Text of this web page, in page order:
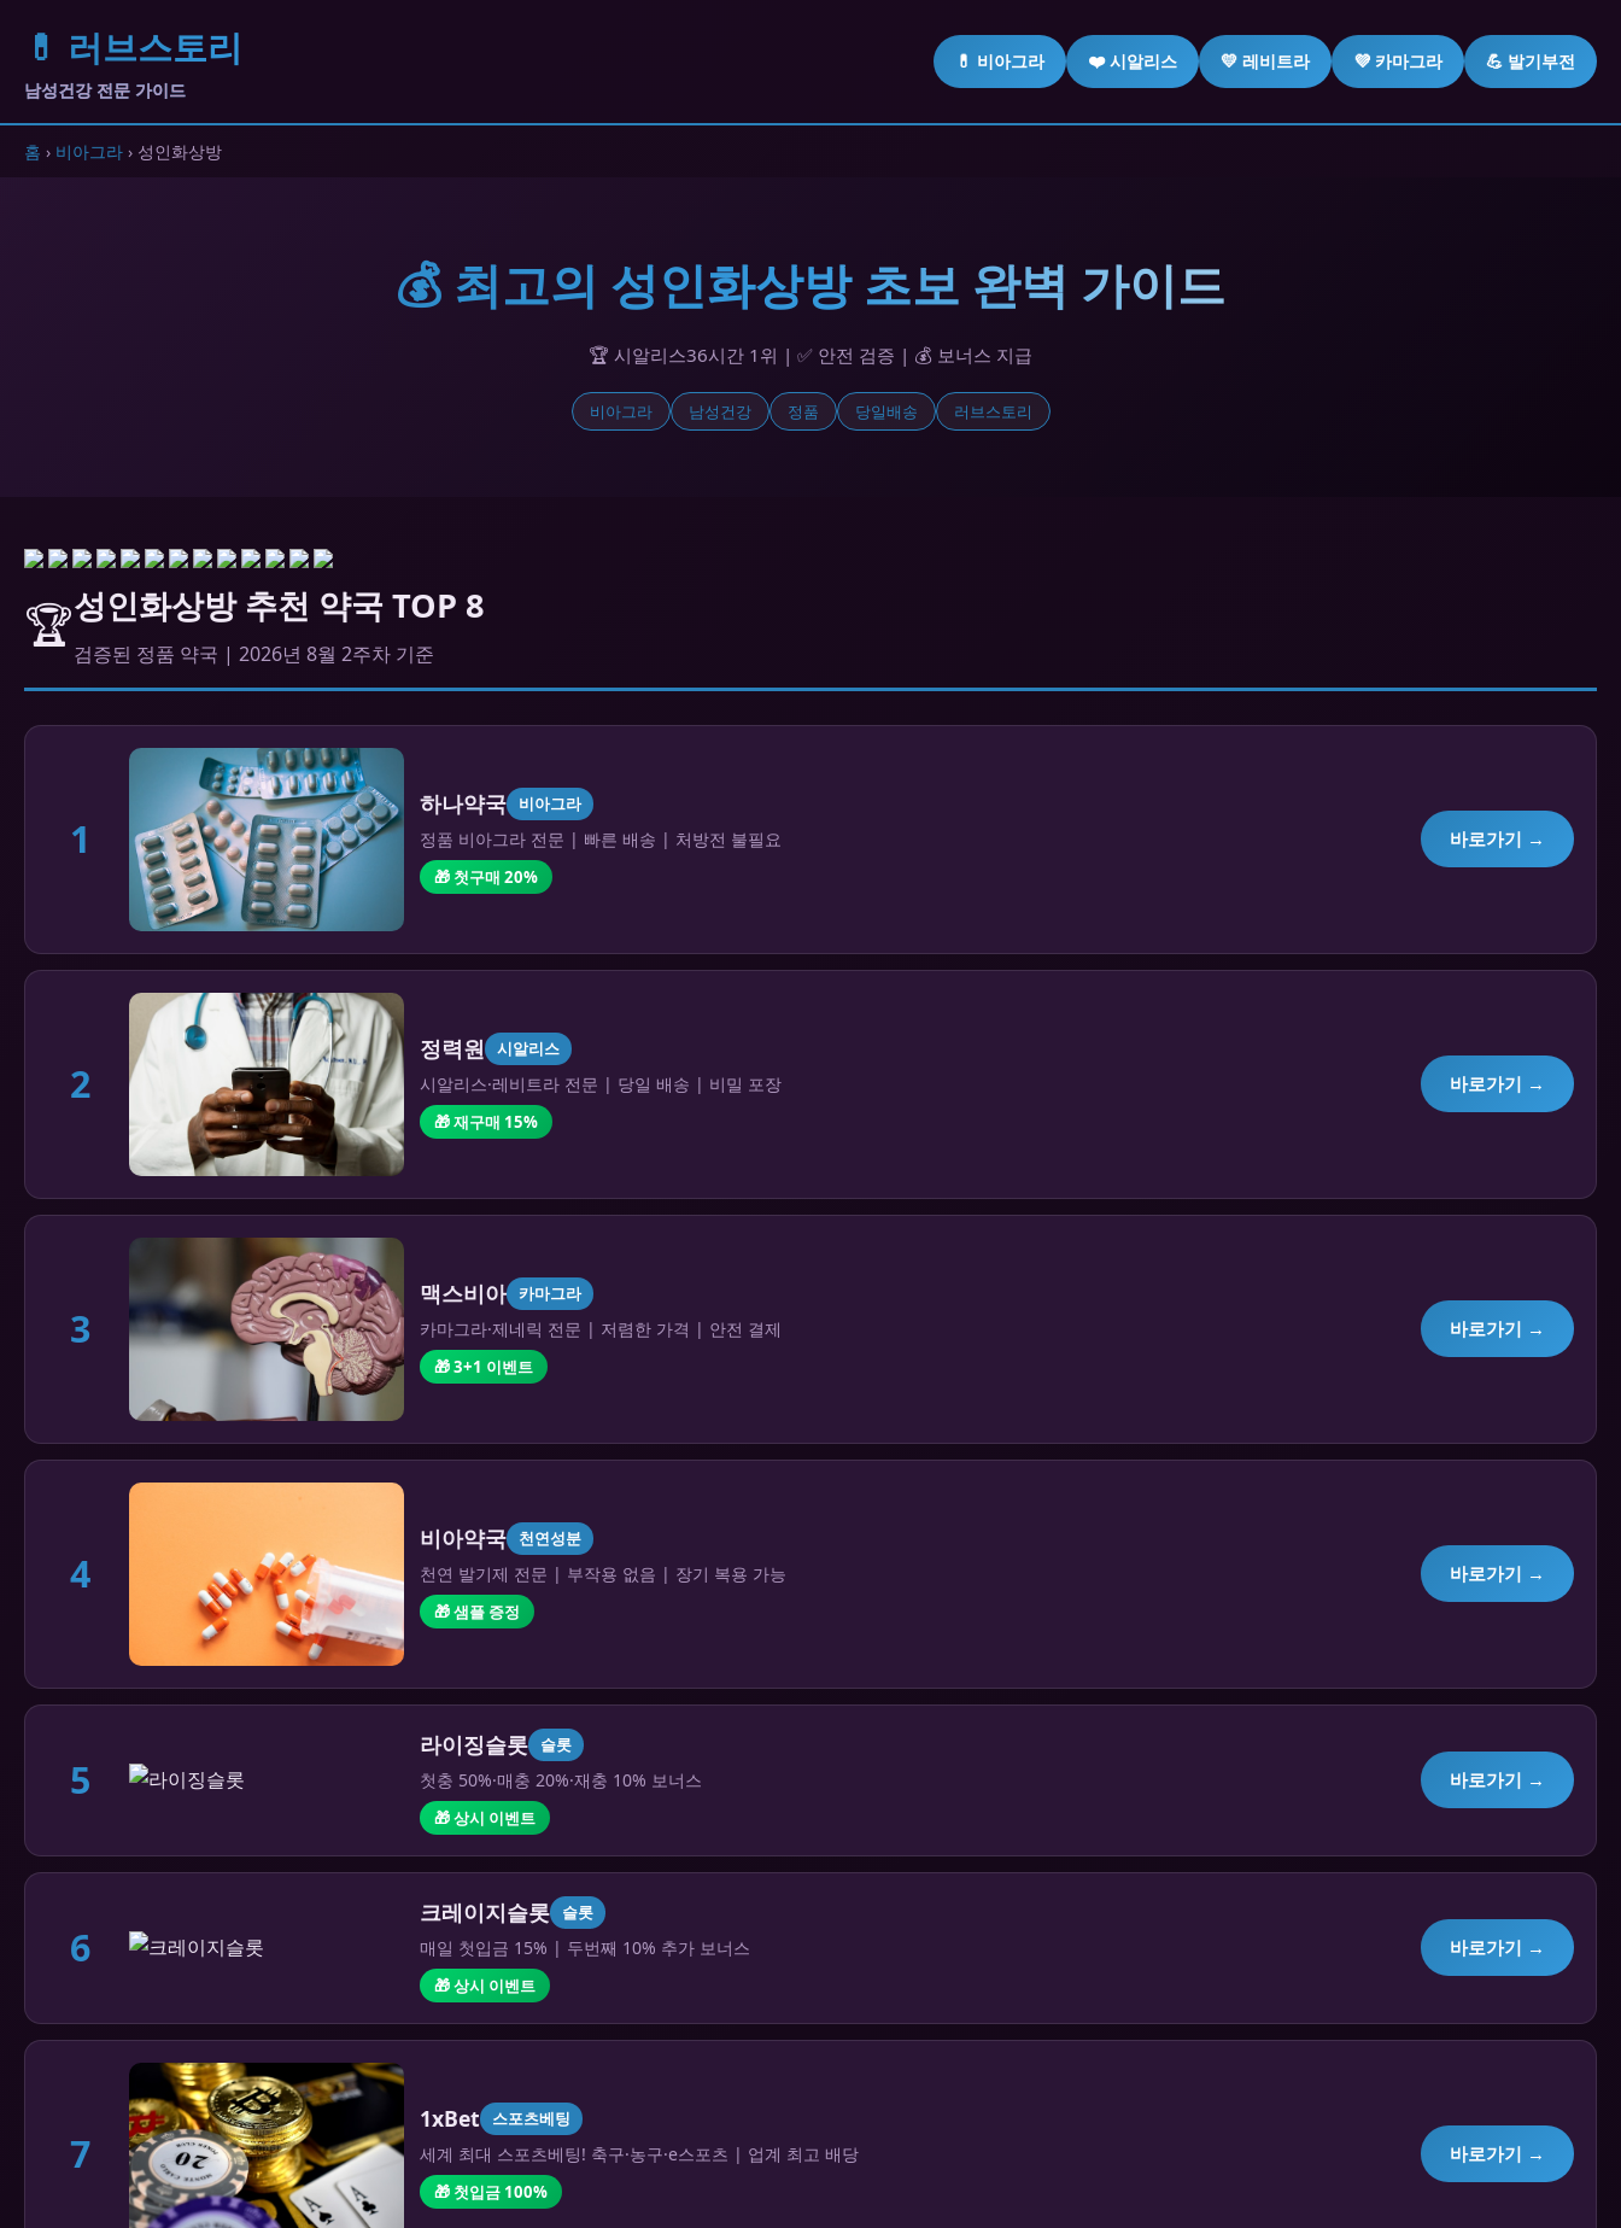
💊 러브스토리
남성건강 전문 가이드
💊 비아그라 ❤️ 시알리스 💛 레비트라 💜 카마그라 💪 발기부전
홈 › 비아그라 › 성인화상방
💰 최고의 성인화상방 초보 완벽 가이드
🏆 시알리스36시간 1위 | ✅ 안전 검증 | 💰 보너스 지급
비아그라 남성건강 정품 당일배송 러브스토리
🏆성인화상방 추천 약국 TOP 8
검증된 정품 약국 | 2026년 8월 2주차 기준
1
하나약국 비아그라
정품 비아그라 전문 | 빠른 배송 | 처방전 불필요
🎁 첫구매 20%
바로가기 →
2
정력원 시알리스
시알리스·레비트라 전문 | 당일 배송 | 비밀 포장
🎁 재구매 15%
바로가기 →
3
맥스비아 카마그라
카마그라·제네릭 전문 | 저렴한 가격 | 안전 결제
🎁 3+1 이벤트
바로가기 →
4
비아약국 천연성분
천연 발기제 전문 | 부작용 없음 | 장기 복용 가능
🎁 샘플 증정
바로가기 →
5
라이징슬롯 슬롯
첫충 50%·매충 20%·재충 10% 보너스
🎁 상시 이벤트
바로가기 →
6
크레이지슬롯 슬롯
매일 첫입금 15% | 두번째 10% 추가 보너스
🎁 상시 이벤트
바로가기 →
7
1xBet 스포츠베팅
세계 최대 스포츠베팅! 축구·농구·e스포츠 | 업계 최고 배당
🎁 첫입금 100%
바로가기 →